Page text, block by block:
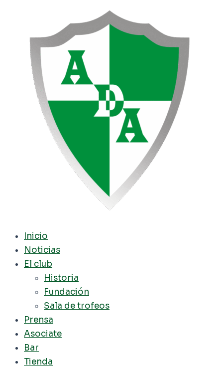
contenido
Inicio
Noticias
El club
Historia
Fundación
Sala de trofeos
Prensa
Asociate
Bar
Tienda